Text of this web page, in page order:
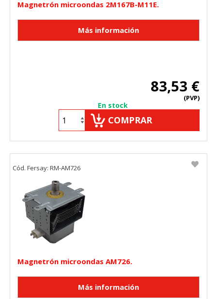
Magnetrón microondas 2M167B-M11E.
83,53 €
(PVP)
En stock
COMPRAR
Magnetrón microondas AM726.
Cód. Fersay: RM-AM726